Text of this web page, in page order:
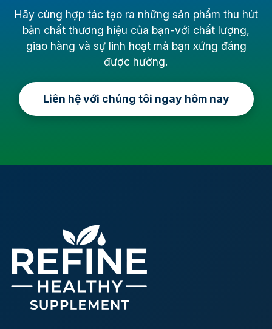
Hãy cùng hợp tác tạo ra những sản phẩm thu hút
bản chất thương hiệu của bạn-với chất lượng,
giao hàng và sự linh hoạt mà bạn xứng đáng
được hưởng.
Liên hệ với chúng tôi ngay hôm nay